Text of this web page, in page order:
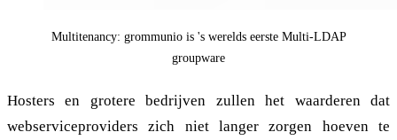
Multitenancy: grommunio is 's werelds eerste Multi-LDAP
groupware
Hosters en grotere bedrijven zullen het waarderen dat
webserviceproviders zich niet langer zorgen hoeven te